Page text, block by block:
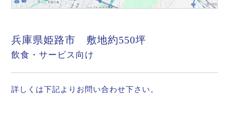
兵庫県姫路市 敷地約550坪
飲食・サービス向け
詳しくは下記よりお問い合わせ下さい。